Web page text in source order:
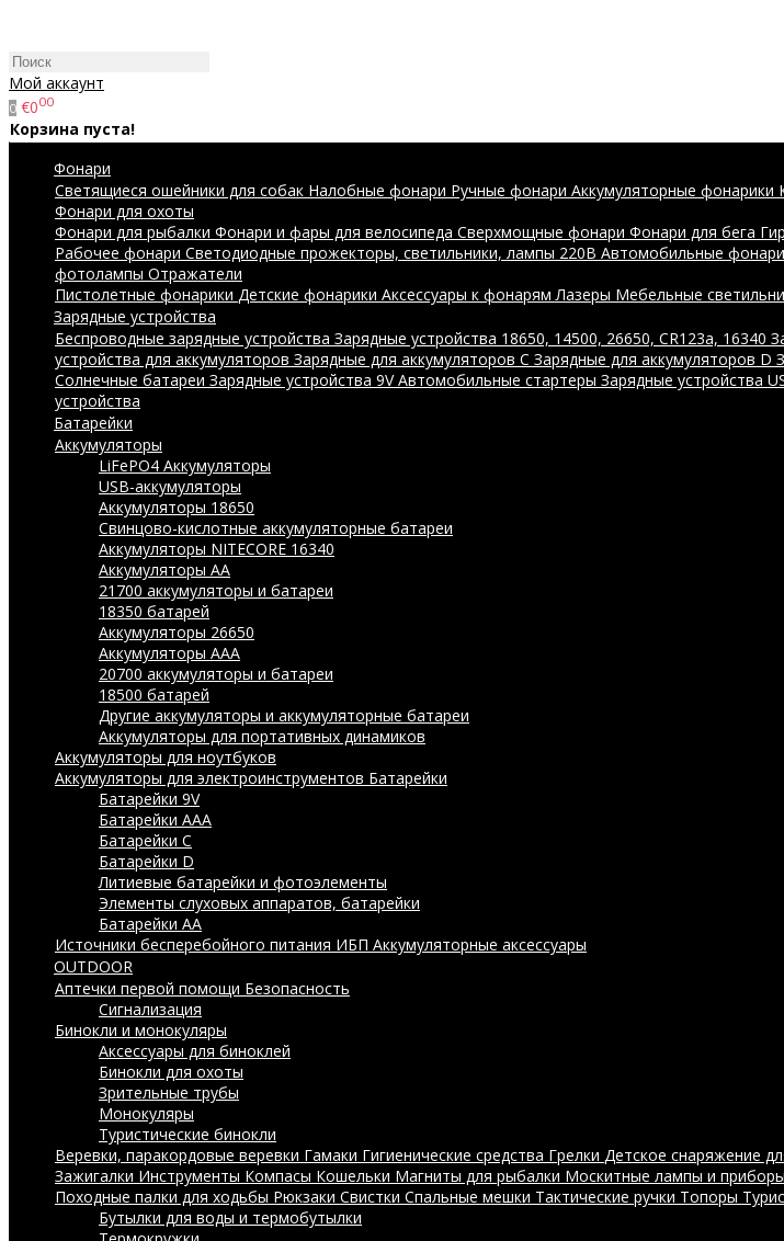
Мой аккаунт
0 €000
Корзина пуста!
Фонари
Светящиеся ошейники для собак Налобные фонари Ручные фонари Аккумуляторные фонарики
Фонари для охоты
Фонари для рыбалки Фонари и фары для велосипеда Сверхмощные фонари Фонари для бега
Рабочее фонари Светодиодные прожекторы, светильники, лампы 220В Автомобильные
фотолампы Отражатели
Пистолетные фонарики Детские фонарики Аксессуары к фонарям Лазеры Мебельные
Зарядные устройства
Беспроводные зарядные устройства Зарядные устройства 18650, 14500, 26650, CR123a, 16340
устройства для аккумуляторов Зарядные для аккумуляторов C Зарядные для аккумуляторов D
Солнечные батареи Зарядные устройства 9VАвтомобильные стартеры Зарядные устройства
устройства
Батарейки
Аккумуляторы
LiFePO4 Аккумуляторы
USB-аккумуляторы
Аккумуляторы 18650
Свинцово-кислотные аккумуляторные батареи
Аккумуляторы NITECORE 16340
Аккумуляторы АА
21700 аккумуляторы и батареи
18350 батарей
Аккумуляторы 26650
Аккумуляторы ААА
20700 аккумуляторы и батареи
18500 батарей
Другие аккумуляторы и аккумуляторные батареи
Аккумуляторы для портативных динамиков
Аккумуляторы для ноутбуков
Аккумуляторы для электроинструментов Батарейки
Батарейки 9V
Батарейки AAA
Батарейки C
Батарейки D
Литиевые батарейки и фотоэлементы
Элементы слуховых аппаратов, батарейки
Батарейки AA
Источники бесперебойного питания ИБП Аккумуляторные аксессуары
OUTDOOR
Аптечки первой помощи Безопасность
Сигнализация
Бинокли и монокуляры
Аксессуары для биноклей
Бинокли для охоты
Зрительные трубы
Монокуляры
Туристические бинокли
Веревки, паракордовые веревки Гамаки Гигиенические средства Грелки Детское снаряжение
Зажигалки Инструменты Компасы Кошельки Магниты для рыбалки Москитные лампы и приборы
Походные палки для ходьбы Рюкзаки Свистки Спальные мешки Тактические ручки Топоры
Бутылки для воды и термобутылки